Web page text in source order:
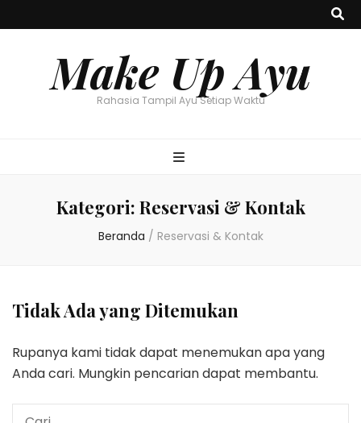
Make Up Ayu
Rahasia Tampil Ayu Setiap Waktu
Kategori: Reservasi & Kontak
Beranda / Reservasi & Kontak
Tidak Ada yang Ditemukan
Rupanya kami tidak dapat menemukan apa yang
Anda cari. Mungkin pencarian dapat membantu.
Cari